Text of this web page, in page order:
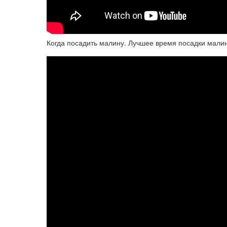
Когда посадить малину. Лучшее время посадки